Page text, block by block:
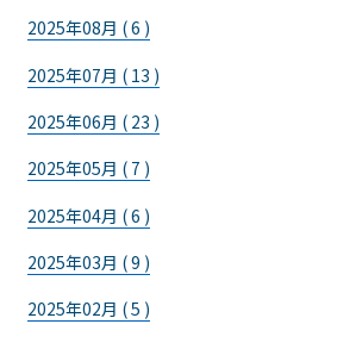
2025年08月 ( 6 )
2025年07月 ( 13 )
2025年06月 ( 23 )
2025年05月 ( 7 )
2025年04月 ( 6 )
2025年03月 ( 9 )
2025年02月 ( 5 )